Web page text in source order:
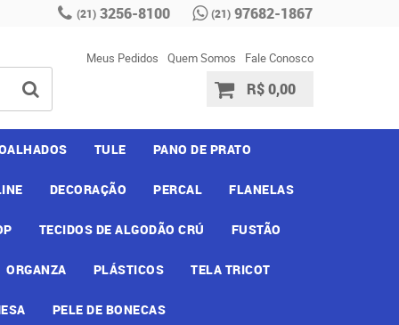
(21) 3256-8100 (21) 97682-1867
Meus Pedidos Quem Somos Fale Conosco
R$ 0,00
TULE PANO DE PRATO
DECORAÇÃO PERCAL FLANELAS
TECIDOS DE ALGODÃO CRÚ FUSTÃO
ORGANZA PLÁSTICOS TELA TRICOT
PELE DE BONECAS